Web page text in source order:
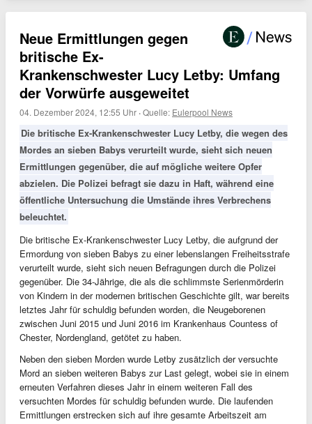
Neue Ermittlungen gegen
britische Ex-
Krankenschwester Lucy Letby: Umfang
der Vorwürfe ausgeweitet
04. Dezember 2024, 12:55 Uhr ·Quelle: Eulerpool News
Die britische Ex-Krankenschwester Lucy Letby, die wegen des
Mordes an sieben Babys verurteilt wurde, sieht sich neuen
Ermittlungen gegenüber, die auf mögliche weitere Opfer
abzielen. Die Polizei befragt sie dazu in Haft, während eine
öffentliche Untersuchung die Umstände ihres Verbrechens
beleuchtet.
Die britische Ex-Krankenschwester Lucy Letby, die aufgrund der
Ermordung von sieben Babys zu einer lebenslangen Freiheitsstrafe
verurteilt wurde, sieht sich neuen Befragungen durch die Polizei
gegenüber. Die 34-Jährige, die als die schlimmste Serienmörderin
von Kindern in der modernen britischen Geschichte gilt, war bereits
letztes Jahr für schuldig befunden worden, die Neugeborenen
zwischen Juni 2015 und Juni 2016 im Krankenhaus Countess of
Chester, Nordengland, getötet zu haben.
Neben den sieben Morden wurde Letby zusätzlich der versuchte
Mord an sieben weiteren Babys zur Last gelegt, wobei sie in einem
erneuten Verfahren dieses Jahr in einem weiteren Fall des
versuchten Mordes für schuldig befunden wurde. Die laufenden
Ermittlungen erstrecken sich auf ihre gesamte Arbeitszeit am